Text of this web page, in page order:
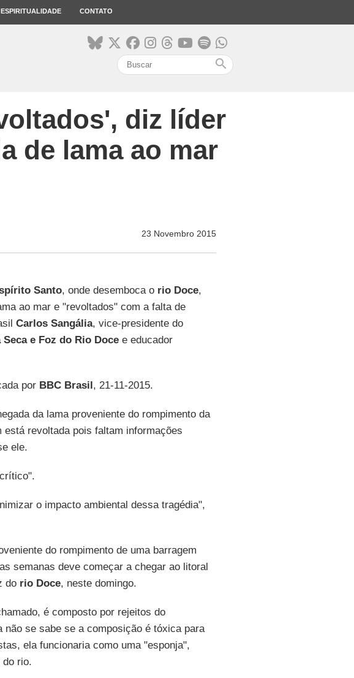
ESPIRITUALIDADE CONTATO
search
diz líder
de lama ao mar
23 Novembro 2015
Santo, onde desemboca o rio Doce,
ao mar e "revoltados" com a falta de
Carlos Sangália, vice-presidente do
e Foz do Rio Docee educador
por BBC Brasil, 21-11-2015.
da lama proveniente do rompimento da
revoltada pois faltam informações
ele.
o impacto ambiental dessa tragédia",
do rompimento de uma barragem
semanas deve começar a chegar ao litoral
do rio Doce, neste domingo.
é composto por rejeitos do
não se sabe se a composição é tóxica para
ela funcionaria como uma "esponja",
do rio.